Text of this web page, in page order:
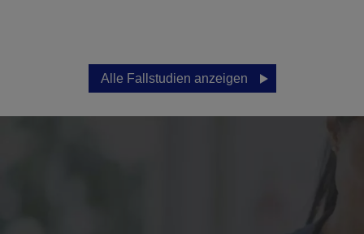
Alle Fallstudien anzeigen